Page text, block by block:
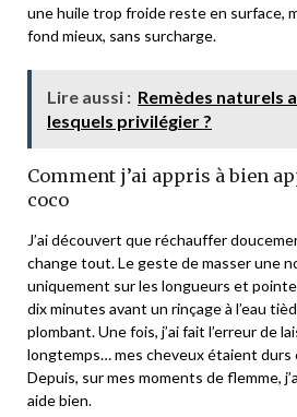
une huile trop froide reste en surface,
fond mieux, sans surcharge.
Lire aussi : Remèdes naturels
lesquels privilégier ?
Comment j’ai appris à bien
coco
J’ai découvert que réchauffer
change tout. Le geste de masser une
uniquement sur les longueurs et
dix minutes avant un rinçage à l’eau
plombant. Une fois, j’ai fait l’erreur de
longtemps… mes cheveux étaient durs
Depuis, sur mes moments de flemme,
aide bien.